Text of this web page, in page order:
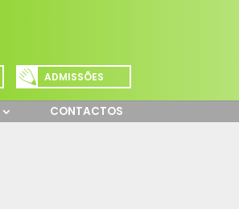
ADMISSÕES
CONTACTOS